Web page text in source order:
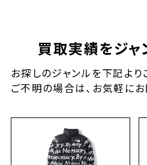
買取実績をジャ
お探しのジャンルを下記より
ご不明の場合は、お気軽に